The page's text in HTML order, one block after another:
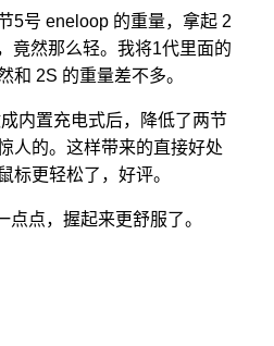
5号 eneloop 的重量，拿起 2
竟然那么轻。我将1代里面的
和 2S 的重量差不多。
内置充电式后，降低了两节
人的。这样带来的直接好处
标更轻松了，好评。
点点，握起来更舒服了。